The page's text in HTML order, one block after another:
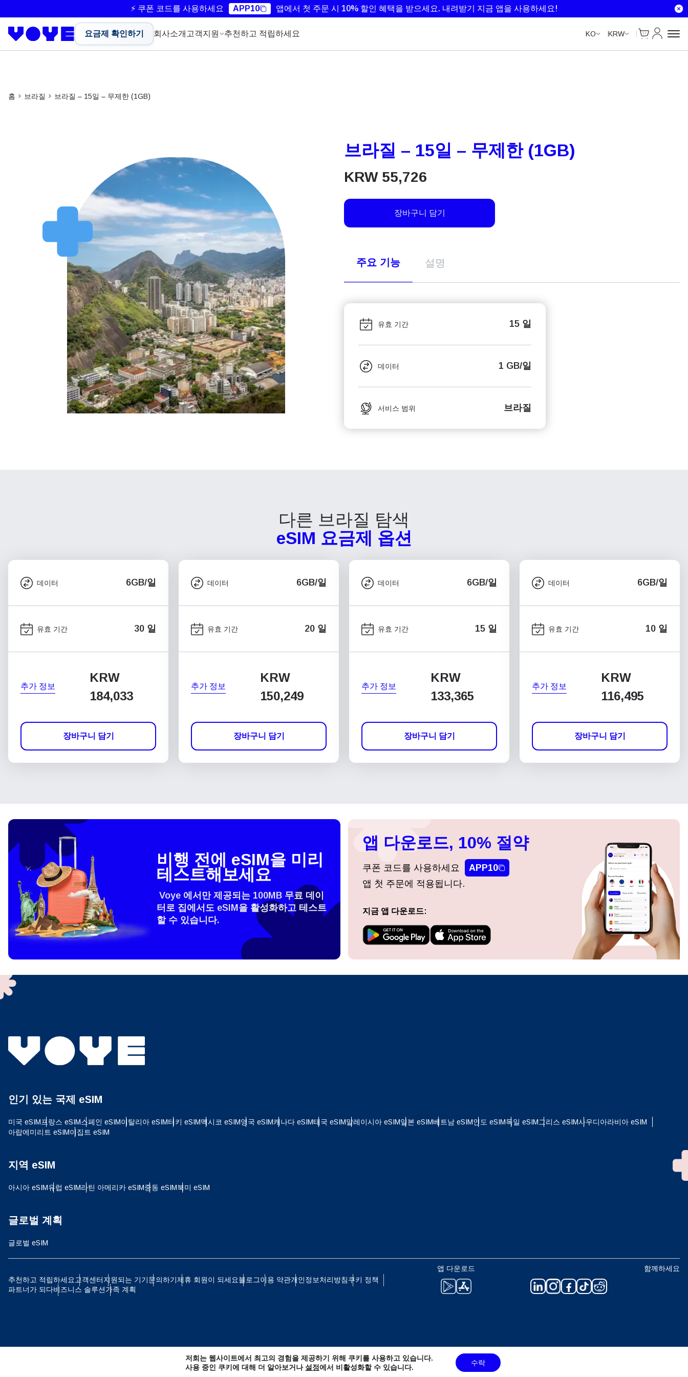
⚡ 쿠폰 코드를 사용하세요 APP10 앱에서 첫 주문 시 10% 할인 혜택을 받으세요. 내려받기 지금 앱을 사용하세요!
요금제 확인하기 회사소개 고객지원 추천하고 적립하세요 KO KRW
Cart
내 계정
홈 브라질 브라질 – 15일 – 무제한 (1GB)
브라질 – 15일 – 무제한 (1GB)
KRW55,726
장바구니 담기
주요 기능 설명
유효 기간 15 일
데이터 1 GB/일
서비스 범위 브라질
다른 브라질 탐색
eSIM 요금제 옵션
데이터 6GB/일
유효 기간 30 일
추가 정보
KRW
184,033
장바구니 담기
데이터 6GB/일
유효 기간 20 일
추가 정보
KRW
150,249
장바구니 담기
데이터 6GB/일
유효 기간 15 일
추가 정보
KRW
133,365
장바구니 담기
데이터 6GB/일
유효 기간 10 일
추가 정보
KRW
116,495
장바구니 담기
How do I get my eSim?
To get your eSIM, start by checking if your device supports eSIM
technology. Then, contact your mobile carrier to request an eSIM activation.
or enter in your device settings. Once activated, you can enjoy the benefits
비행 전에 eSIM을 미리
테스트해보세요
Voye 에서만 제공되는 100MB 무료 데이
터로 집에서도 eSIM을 활성화하고 테스트
할 수 있습니다.
앱 다운로드, 10% 절약
쿠폰 코드를 사용하세요
APP10
앱 첫 주문에 적용됩니다.
지금 앱 다운로드:
인기 있는 국제 eSIM
미국 eSIM프랑스 eSIM스페인 eSIM이탈리아 eSIM터키 eSIM멕시코 eSIM영국 eSIM캐나다 eSIM태국 eSIM말레이시아 eSIM일본 eSIM베트남 eSIM인도 eSIM독일 eSIM그리스 eSIM사우디아라비아 eSIM
아랍에미리트 eSIM이집트 eSIM
지역 eSIM
아시아 eSIM유럽 ​​eSIM라틴 아메리카 eSIM중동 eSIM북미 eSIM
글로벌 계획
글로벌 eSIM
추천하고 적립하세요고객센터지원되는 기기문의하기제휴 회원이 되세요블로그이용 약관개인정보처리방침쿠키 정책
파트너가 되다비즈니스 솔루션가족 계획
앱 다운로드 함께하세요
언어 선택:
CHF - 스위스 프랑 NZD - 뉴질랜드 달러
로그인 또는 회원가입
계정을 계속 이용하거나 몇 초 만에 새로 만드세요.
저희는 웹사이트에서 최고의 경험을 제공하기 위해 쿠키를 사용하고 있습니다.
사용 중인 쿠키에 대해 더 알아보거나설정에서 비활성화할 수 있습니다.
수락